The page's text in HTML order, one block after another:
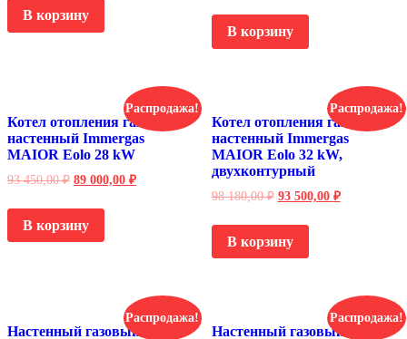
В корзину
В корзину
Распродажа!
Котел отопления газовый
настенный Immergas
MAIOR Eolo 28 kW
93 450,00₽ 89 000,00 ₽
В корзину
Распродажа!
Котел отопления газовый
настенный Immergas
MAIOR Eolo 32 kW,
двухконтурный
98 180,00₽ 93 500,00 ₽
В корзину
Распродажа!
Настенный газовый котел
Распродажа!
Настенный газовый котел